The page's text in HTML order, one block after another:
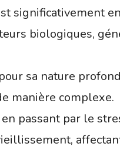
significativement
biologiques,
sa nature
manière complexe.
passant par le